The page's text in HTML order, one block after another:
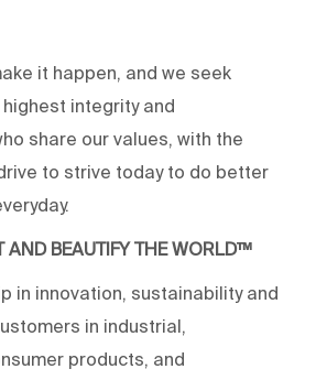
it happen, and we seek
integrity and
share our values, with the
to strive today to do better
AND BEAUTIFY THE WORLD™
in innovation, sustainability and
in industrial,
products, and